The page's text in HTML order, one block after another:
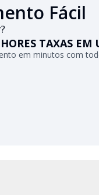
Fácil
TAXAS EM
em minutos com